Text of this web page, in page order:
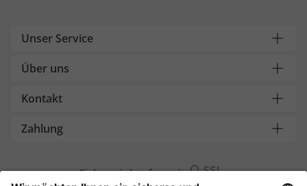
Unser Service
Über uns
Kontakt
Zahlung
Sicher einkaufen mit